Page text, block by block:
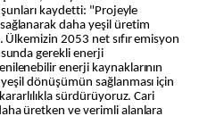
şunları kaydetti: "Projeyle
daha yeşil üretim
2053 net sıfır emisyon
gerekli enerji
enerji kaynaklarının
yeşil dönüşümün sağlanması için
sürdürüyoruz. Cari
üretken ve verimli alanlara